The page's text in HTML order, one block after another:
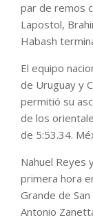
par de remos
Lapostol,
Habash
El equipo
de Uruguay y
permitió su
de los
de 5:53.34.
Nahuel Reyes
primera hora
Grande de
Antonio